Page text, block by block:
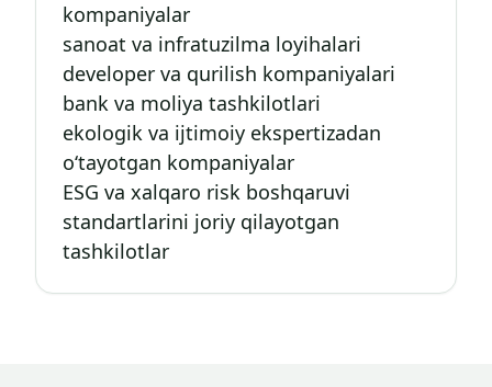
kompaniyalar
sanoat va infratuzilma loyihalari
developer va qurilish kompaniyalari
bank va moliya tashkilotlari
ekologik va ijtimoiy ekspertizadan
o‘tayotgan kompaniyalar
ESG va xalqaro risk boshqaruvi
standartlarini joriy qilayotgan
tashkilotlar